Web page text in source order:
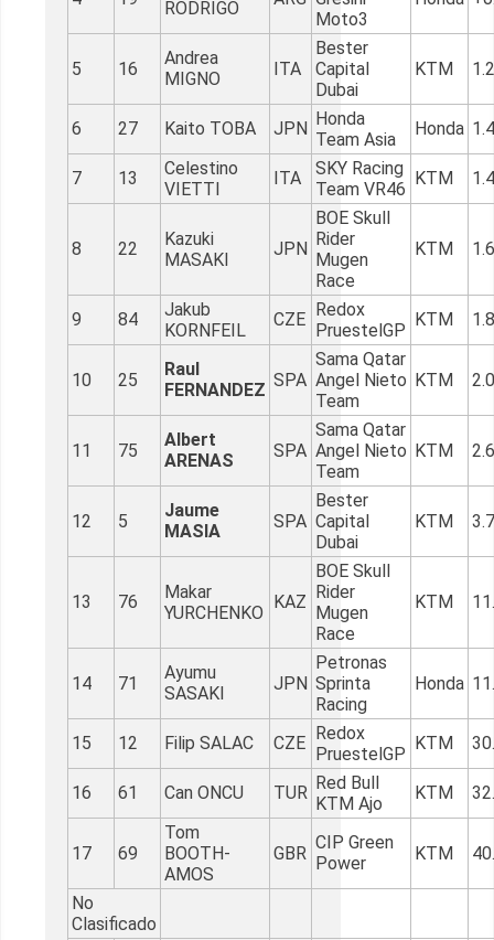
RODRIGO
Moto3
5 16
Andrea
MIGNO
ITA
Bester
Capital
Dubai
KTM
6 27 Kaito TOBA JPN Honda
Team Asia
Honda
7 13
Celestino
VIETTI
ITA
SKY Racing
Team VR46
KTM
8 22
Kazuki
MASAKI
JPN
BOE Skull
Rider
Mugen
Race
KTM
9 84
Jakub
KORNFEIL
CZE Redox
PruestelGP
KTM
10 25
Raul
FERNANDEZ SPA
Sama Qatar
Angel Nieto
Team
KTM
11 75
Albert
ARENAS
SPA
Sama Qatar
Angel Nieto
Team
KTM
12 5
Jaume
MASIA
SPA
Bester
Capital
Dubai
KTM
13 76
Makar
YURCHENKO
KAZ
BOE Skull
Rider
Mugen
Race
KTM
14 71
Ayumu
SASAKI
JPN
Petronas
Sprinta
Racing
Honda
15 12 Filip SALAC CZE Redox
PruestelGP
KTM
16 61 Can ONCU TUR Red Bull
KTM Ajo
KTM
17 69
Tom
BOOTH-
AMOS
GBR
CIP Green
Power
KTM
No
Clasificado